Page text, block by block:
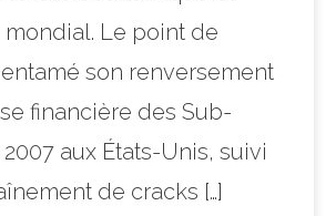
mondial. Le point de
son renversement
financière des Sub-
aux États-Unis, suivi
de cracks […]